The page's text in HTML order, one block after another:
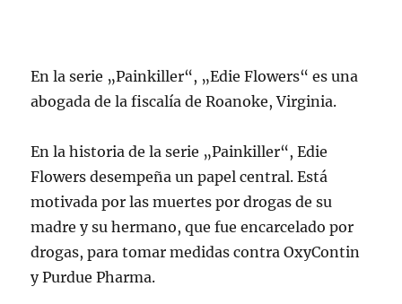
En la serie „Painkiller“, „Edie Flowers“ es una
abogada de la fiscalía de Roanoke, Virginia.
En la historia de la serie „Painkiller“, Edie
Flowers desempeña un papel central. Está
motivada por las muertes por drogas de su
madre y su hermano, que fue encarcelado por
drogas, para tomar medidas contra OxyContin
y Purdue Pharma.